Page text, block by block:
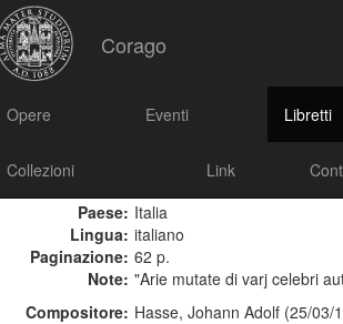
Corago
Opere Eventi Libretti
Collezioni Link
Il *Demetrio
Mantova, erede di Alberto Pazzoni, [1770]
Paese: Italia
Lingua: italiano
Paginazione: 62 p.
Note: "Arie mutate di varj celebri
Compositore: Hasse, Johann Adolf (25/03/